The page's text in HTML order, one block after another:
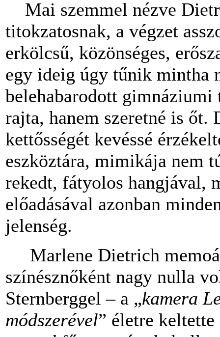
Mai szemmel nézve
titokzatosnak, a végzet
erkölcsű, közönséges,
egy ideig úgy tűnik mintha
belehabarodott gimnáziumi
rajta, hanem szeretné is
kettősségét kevéssé
eszköztára, mimikája nem
rekedt, fátyolos hangjával,
előadásával azonban
jelenség.
Marlene Dietrich
színésznőként nagy nulla
Sternberggel – a „kamera
módszerével” életre